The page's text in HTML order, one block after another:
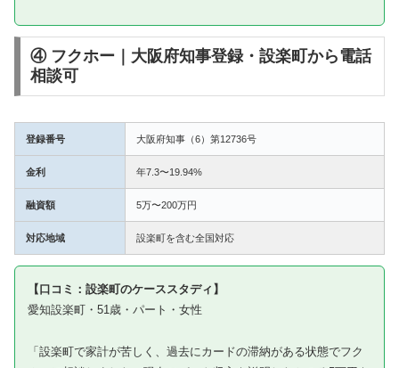
④ フクホー｜大阪府知事登録・設楽町から電話
相談可
登録番号 大阪府知事（6）第12736号
金利 年7.3〜19.94%
融資額 5万〜200万円
対応地域 設楽町を含む全国対応
【口コミ：設楽町のケーススタディ】
愛知設楽町・51歳・パート・女性
「設楽町で家計が苦しく、過去にカードの滞納がある状態でフク